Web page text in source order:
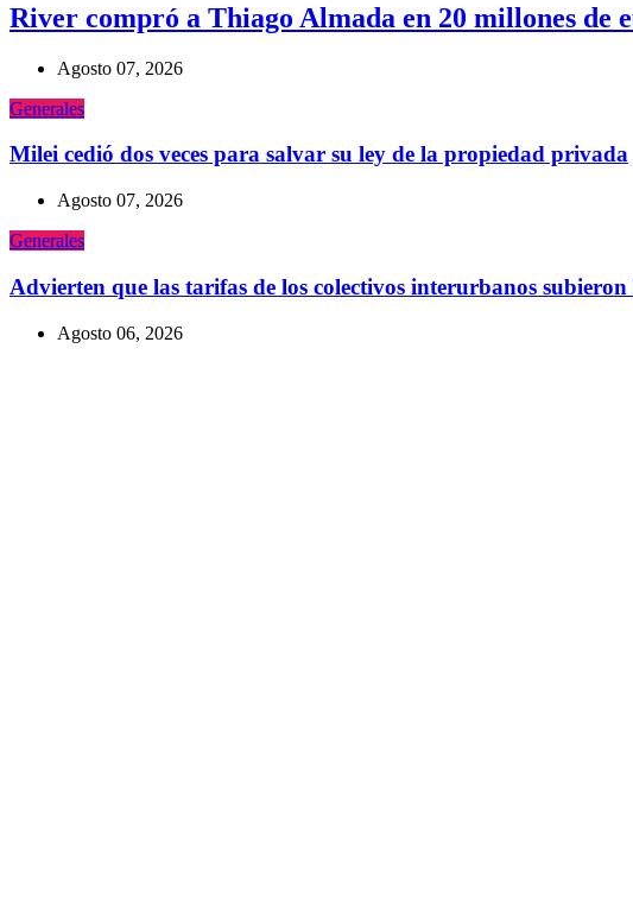
River compró a Thiago Almada en 20 millones de
Agosto 07, 2026
Generales
Milei cedió dos veces para salvar su ley de la propiedad privada
Agosto 07, 2026
Generales
Advierten que las tarifas de los colectivos interurbanos
Agosto 06, 2026